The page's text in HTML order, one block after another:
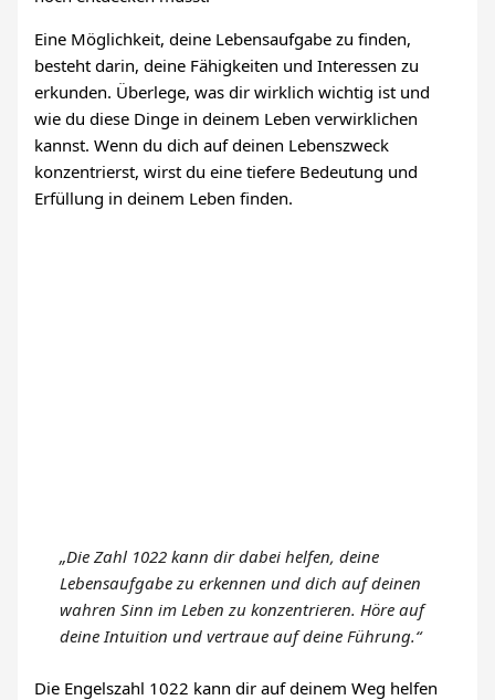
Eine Möglichkeit, deine Lebensaufgabe zu finden,
besteht darin, deine Fähigkeiten und Interessen zu
erkunden. Überlege, was dir wirklich wichtig ist und
wie du diese Dinge in deinem Leben verwirklichen
kannst. Wenn du dich auf deinen Lebenszweck
konzentrierst, wirst du eine tiefere Bedeutung und
Erfüllung in deinem Leben finden.
„Die Zahl 1022 kann dir dabei helfen, deine
Lebensaufgabe zu erkennen und dich auf deinen
wahren Sinn im Leben zu konzentrieren. Höre auf
deine Intuition und vertraue auf deine Führung.“
Die Engelszahl 1022 kann dir auf deinem Weg helfen